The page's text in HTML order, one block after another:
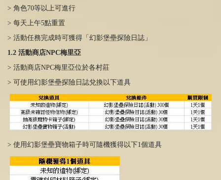
> 角色70等以上可進行
> 每天上午5點重置
> 活動任務完成時可獲得「幻影堡壘探險日誌」
1.2 活動商店NPC梅里亞
> 活動商店NPC梅里亞位於各村莊
> 可使用幻影堡壘探險日誌兌換以下道具
> 使用幻影堡壘寶物箱子時可隨機獲得以下1個道具